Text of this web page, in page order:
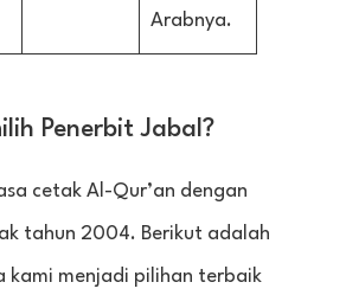
Arabnya.
Penerbit Jabal?
cetak Al-Qur’an dengan
tahun 2004. Berikut adalah
kami menjadi pilihan terbaik